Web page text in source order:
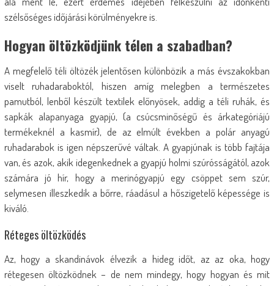
szélsőséges időjárási körülményekre is.
Hogyan öltözködjünk télen a szabadban?
A megfelelő téli öltözék jelentősen különbözik a más évszakokban
viselt ruhadaraboktól, hiszen amíg melegben a természetes
pamutból, lenből készült textilek előnyösek, addig a téli ruhák, és
sapkák alapanyaga gyapjú, (a csúcsminőségű és árkategóriájú
termékeknél a kasmír), de az elmúlt években a polár anyagú
ruhadarabok is igen népszerűvé váltak. A gyapjúnak is több fajtája
van, és azok, akik idegenkednek a gyapjú holmi szúrósságától, azok
számára jó hír, hogy a merinógyapjú egy csöppet sem szúr,
selymesen illeszkedik a bőrre, ráadásul a hőszigetelő képessége is
kiváló.
Réteges öltözködés
Az, hogy a skandinávok élvezik a hideg időt, az az oka, hogy
rétegesen öltözködnek – de nem mindegy, hogy hogyan és mit